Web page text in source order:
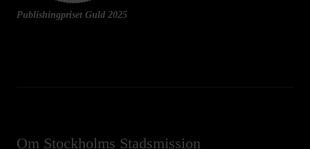
Publishingpriset Guld 2025
Om Stockholms Stadsmission